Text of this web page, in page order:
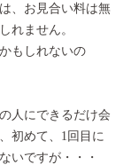
、お見合い料は無
れません。
もしれないの
人にできるだけ会
初めて、1回目に
いですが・・・